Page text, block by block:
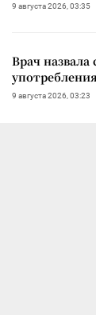
9 августа 2026, 03:35
Врач назвала
9 августа 2026, 03:23